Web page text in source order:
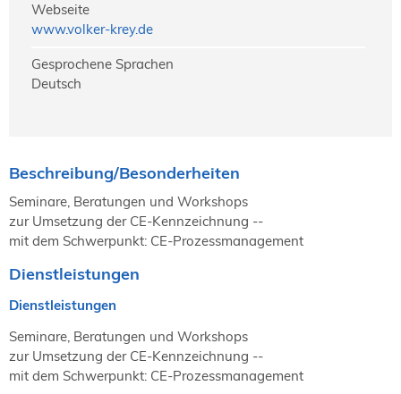
Webseite
www.volker-krey.de
Gesprochene Sprachen
Deutsch
Beschreibung/Besonderheiten
Seminare, Beratungen und Workshops
zur Umsetzung der CE-Kennzeichnung --
mit dem Schwerpunkt: CE-Prozessmanagement
Dienstleistungen
Dienstleistungen
Seminare, Beratungen und Workshops
zur Umsetzung der CE-Kennzeichnung --
mit dem Schwerpunkt: CE-Prozessmanagement